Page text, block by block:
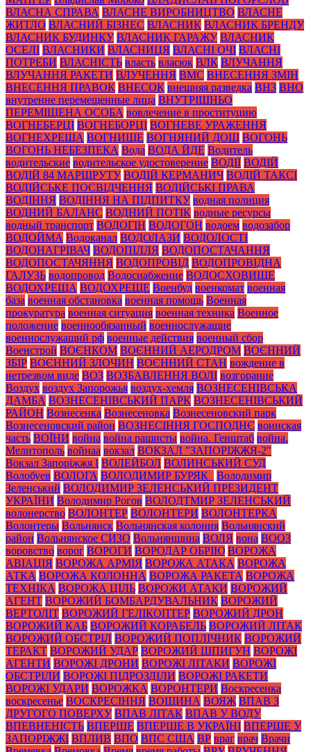
ВЛАСНА СПРАВА ВЛАСНЕ ВИРОБНИЦТВО ВЛАСНЕ
ЖИТЛО ВЛАСНИЙ БІЗНЕС ВЛАСНИК ВЛАСНИК БРЕНДУ
ВЛАСНИК БУДИНКУ ВЛАСНИК ГАРАЖУ ВЛАСНИК
ОСЕЛІ ВЛАСНИКИ ВЛАСНИЦЯ ВЛАСНІ ОЧІ ВЛАСНІ
ПОТРЕБИ ВЛАСНІСТЬ власть власюк ВЛК ВЛУЧАННЯ
ВЛУЧАННЯ РАКЕТИ ВЛУЧЕННЯ ВМС ВНЕСЕННЯ ЗМІН
ВНЕСЕННЯ ПРАВОК ВНЕСОК внешняя разведка ВНЗ ВНО
внутренне перемещенные лица ВНУТРІШНЬО
ПЕРЕМІЩЕНА ОСОБА вовлечение в проституцию
ВОГНЕБЕРЦІ ВОГНЕБОРЦІ ВОГНЕВЕ УРАЖЕННЯ
ВОГНЕХРЕЩА ВОГНИЩЕ ВОГНЯНИЙ ДОЩ ВОГОНЬ
ВОГОНЬ НЕБЕЗПЕКА Вода ВОДА ЙДЕ Водитель
водительские водительское удостоверение ВОДІЇ ВОДІЙ
ВОДІЙ 84 МАРШРУТУ ВОДІЙ КЕРМАНИЧ ВОДІЙ ТАКСІ
ВОДІЙСЬКЕ ПОСВІДЧЕННЯ ВОДІЙСЬКІ ПРАВА
ВОДІННЯ ВОДІННЯ НА ПІДПИТКУ водная полиция
ВОДНИЙ БАЛАНС ВОДНИЙ ПОТІК водные ресурсы
водный транспорт ВОДОГІН ВОДОГОН водоем водозабор
ВОДОЙМА Водоканал ВОДОЛАЗИ ВОДОЛОСТІ
ВОДОНАГРІВАЧ ВОДОПІЛЛЯ ВОДОПОСТАЧАННЯ
ВОДОПОСТАЧЯННЯ ВОДОПРОВІД ВОДОПРОВІДНА
ГАЛУЗЬ водопровод Водоснабжение ВОДОСХОВИЩЕ
ВОДОХРЕЩА ВОДОХРЕЩЕ Военбуд военкомат военная
база военная обстановка военная помощь Военная
прокуратура военная ситуация военная техника Военное
положение военнообязанный военнослужащие
военнослужащий рф военные действия военный сбор
Военстрой ВОЄНКОМ ВОЄННИЙ АЕРОДРОМ ВОЄННИЙ
ЗБІР ВОЄННИЙ ЗЛОЧИН ВОЄННИЙ СТАН вождение в
нетрезвом виде ВОЗ ВОЗБАВЛЕННЯ ВОЛІ возгорание
Воздух воздух Запорожья воздух-хемля ВОЗНЕСЕНІВСЬКА
ДАМБА ВОЗНЕСЕНІВСЬКИЙ ПАРК ВОЗНЕСЕНІВСЬКИЙ
РАЙОН Вознесенка Вознесеновка Вознесеновский парк
Вознесеновский район ВОЗНЕСІННЯ ГОСПОДНЄ воинская
часть ВОЇНИ война война рашисты война. Генштаб война.
Мелитополь войнаа вокзал ВОКЗАЛ "ЗАПОРІЖЖЯ-2"
Вокзал Запоріжжя І ВОЛЕЙБОЛ ВОЛИНСЬКИЙ СУД
Волобуев ВОЛОГА ВОЛОДИМИР БУРЯК_
Володимир
Зеленський ВОЛОДИМИР ЗЕЛЕНСЬКИЙ ПРЕЗИДЕНТ
УКРАЇНИ Володимир Рогов ВОЛОДТМИР ЗЕЛЕНСЬКИЙ
волонерство ВОЛОНТЕР ВОЛОНТЕРИ ВОЛОНТЕРКА
Волонтеры Вольнянск Вольнянская колония Вольнянский
район Вольнянское СИЗО Вольнянщина ВОЛЯ вона ВООЗ
воровство ворог ВОРОГИ ВОРОДАР ОБРІЮ ВОРОЖА
АВІАЦІЯ ВОРОЖА АРМІЯ ВОРОЖА АТАКА ВОРОЖА
АТКА ВОРОЖА КОЛОННА ВОРОЖА РАКЕТА ВОРОЖА
ТЕХНІКА ВОРОЖА ЦІЛЬ ВОРОЖИ АТАКИ ВОРОЖИЙ
АГЕНТ ВОРОЖИЙ БОМБАРДУВАЛЬНИК ВОРОЖИЙ
ВЕРТОЛІТ ВОРОЖИЙ ГЕЛІКОПТЕР ВОРОЖИЙ ДРОН
ВОРОЖИЙ КАБ ВОРОЖИЙ КОРАБЕЛЬ ВОРОЖИЙ ЛІТАК
ВОРОЖИЙ ОБСТРІЛ ВОРОЖИЙ ПОПЛІЧНИК ВОРОЖИЙ
ТЕРАКТ ВОРОЖИЙ УДАР ВОРОЖИЙ ШПИГУН ВОРОЖІ
АГЕНТИ ВОРОЖІ ДРОНИ ВОРОЖІ ЛІТАКИ ВОРОЖІ
ОБСТРІЛИ ВОРОЖІ ПІДРОЗДІЛИ ВОРОЖІ РАКЕТИ
ВОРОЖІ УДАРИ ВОРОЖКА ВОРОНТЕРИ Воскресенка
воскресенье ВОСКРЕСІННЯ ВОЩИНА ВОЯЖ ВПАВ З
ДРУГОГО ПОВЕРХУ ВПАВ ЛІТАК ВПАВ У ВОДУ
ВПЕВНЕНІСТЬ ВПЕРШЕ ВПЕРШЕ В УКРАЇНІ ВПЕРШЕ У
ЗАПОРІЖЖІ ВПЛИВ ВПО ВПС США ВР враг врач Врачи